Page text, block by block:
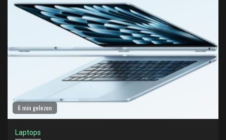
6 min gelezen
Laptops